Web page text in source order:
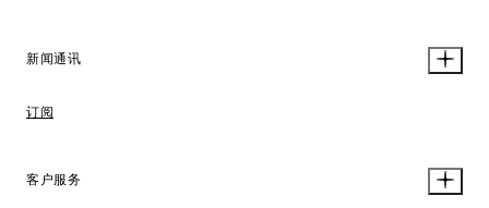
新闻通讯
订阅
客户服务